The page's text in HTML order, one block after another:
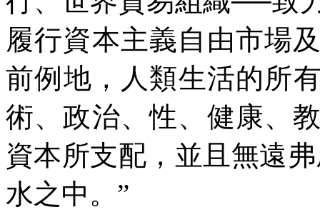
履行資本主義自由市場
前例地，人類生活的所
術、政治、性、健康、
資本所支配，並且無遠
水之中。”